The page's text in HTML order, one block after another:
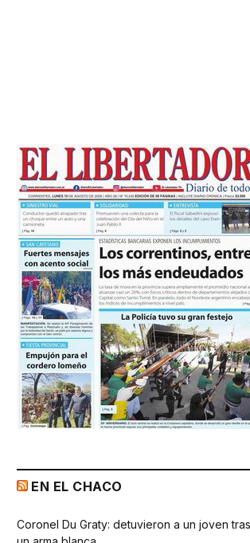
EN EL CHACO
Coronel Du Graty: detuvieron a un joven